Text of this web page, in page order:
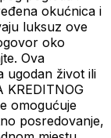
okućnica i
luksuz ove
oko
Ova
ugodan život ili
KREDITNOG
omogućuje
posredovanje,